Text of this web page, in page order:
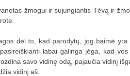
žmogui ir sujungiantis Tėvą ir
dėl to, kad parodytų, jog baimė yra
labai galinga jėga, kad
savo vidinę odą, pajaučia vidinį
vidinį aš.